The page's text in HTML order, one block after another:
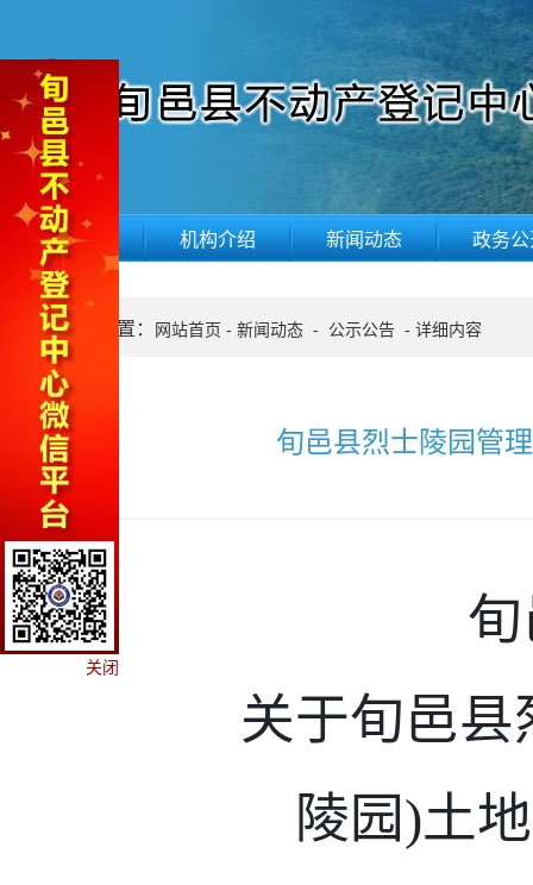
网站首页 机构介绍 新闻动态 政务公
当前位置： 网站首页 - 新闻动态 - 公示公告 - 详细内容
旬邑县烈士陵园管
关于旬邑县
陵园)土
关闭